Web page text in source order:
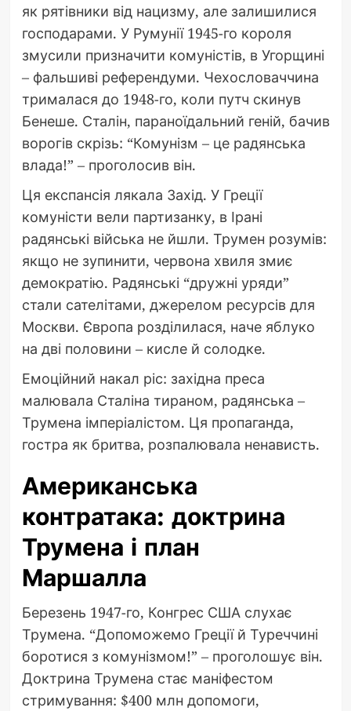
як рятівники від нацизму, але залишилися
господарами. У Румунії 1945-го короля
змусили призначити комуністів, в Угорщині
– фальшиві референдуми. Чехословаччина
трималася до 1948-го, коли путч скинув
Бенеше. Сталін, параноїдальний геній, бачив
ворогів скрізь: “Комунізм – це радянська
влада!” – проголосив він.
Ця експансія лякала Захід. У Греції
комуністи вели партизанку, в Ірані
радянські війська не йшли. Трумен розумів:
якщо не зупинити, червона хвиля змиє
демократію. Радянські “дружні уряди”
стали сателітами, джерелом ресурсів для
Москви. Європа розділилася, наче яблуко
на дві половини – кисле й солодке.
Емоційний накал ріс: західна преса
малювала Сталіна тираном, радянська –
Трумена імперіалістом. Ця пропаганда,
гостра як бритва, розпалювала ненависть.
Американська
контратака: доктрина
Трумена і план
Маршалла
Березень 1947-го, Конгрес США слухає
Трумена. “Допоможемо Греції й Туреччині
боротися з комунізмом!” – проголошує він.
Доктрина Трумена стає маніфестом
стримування: $400 млн допомоги,